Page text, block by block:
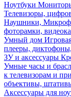
Ноутбуки
Телевизоры,
Наушники,
фоторамки,
Умный дом
плееры,
ЗУ и аксессуары
Умные часы и
к телевизорам и
объективы,
Аксессуары для